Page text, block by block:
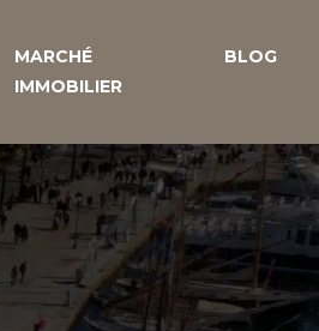
MARCHÉ
IMMOBILIER
BLOG